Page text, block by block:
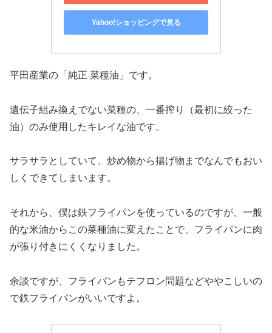
Yahoo!ショッピングで見る
平田産業の「純正 菜種油」です。
遺伝子組み換えでない菜種の、一番搾り（最初に絞った
油）のみ使用したキレイな油です。
サラサラとしていて、炒め物から揚げ物までなんでもおい
しくできてしまいます。
それから、僕は鉄フライパンを使っているのですが、一般
的な米油からこの菜種油に変えたことで、フライパンに肉
が張り付きにくくなりました。
余談ですが、フライパンもテフロン問題などややこしいの
で鉄フライパンがいいですよ。